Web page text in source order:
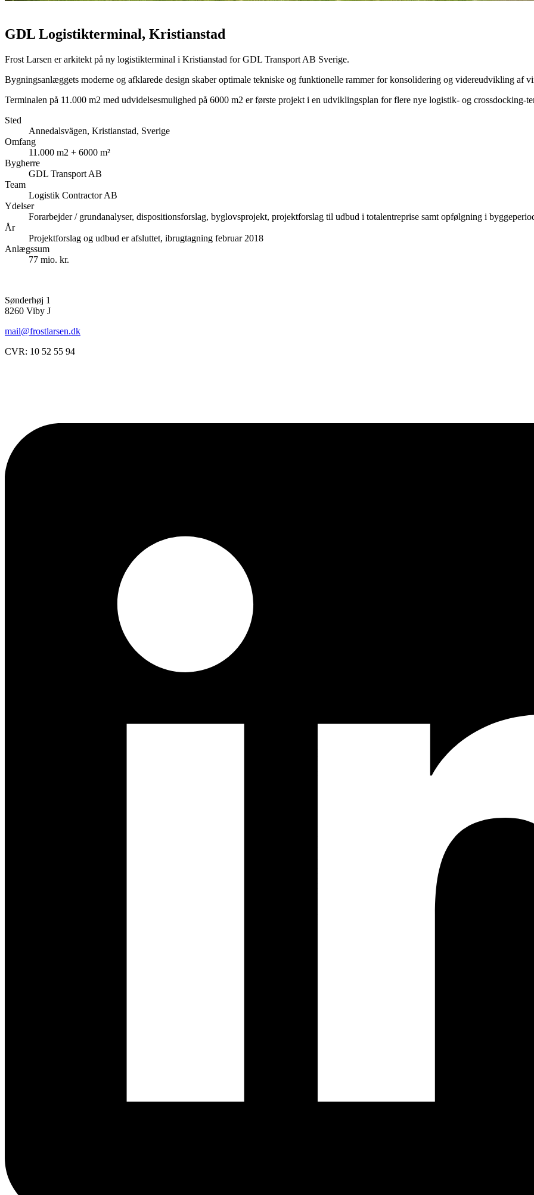
GDL Logistikterminal, Kristianstad
Frost Larsen er arkitekt på ny logistikterminal i Kristianstad for GDL Transport AB Sverige.
Bygningsanlæggets moderne og afklarede design skaber optimale tekniske og funktionelle rammer for konsolidering og videreudvikling af
Terminalen på 11.000 m2 med udvidelsesmulighed på 6000 m2 er første projekt i en udviklingsplan for flere nye logistik- og
Sted
Annedalsvägen, Kristianstad, Sverige
Omfang
11.000 m2 + 6000 m²
Bygherre
GDL Transport AB
Team
Logistik Contractor AB
Ydelser
Forarbejder / grundanalyser, dispositionsforslag, byglovsprojekt, projektforslag til udbud i totalentreprise samt opfølgning i
År
Projektforslag og udbud er afsluttet, ibrugtagning februar 2018
Anlægssum
77 mio. kr.
Sønderhøj 1
8260 Viby J
mail@frostlarsen.dk
CVR: 10 52 55 94